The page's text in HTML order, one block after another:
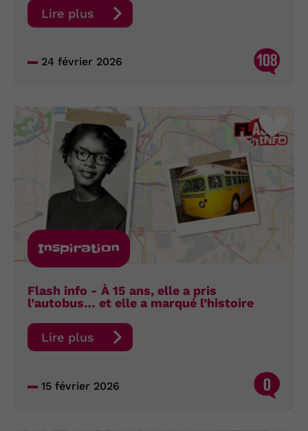
Lire plus
24 février 2026 108
Inspiration
Flash info - À 15 ans, elle a pris
l’autobus… et elle a marqué l’histoire
Lire plus
15 février 2026 0